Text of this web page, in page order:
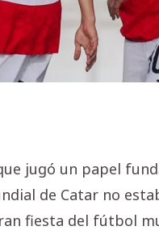
jugó un papel
de Catar no
fiesta del fútbol